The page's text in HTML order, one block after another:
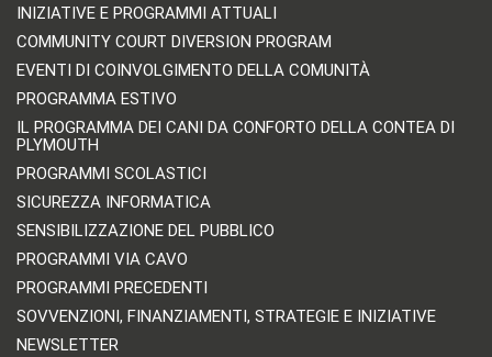
INIZIATIVE E PROGRAMMI ATTUALI
COMMUNITY COURT DIVERSION PROGRAM
EVENTI DI COINVOLGIMENTO DELLA COMUNITÀ
PROGRAMMA ESTIVO
IL PROGRAMMA DEI CANI DA CONFORTO DELLA CONTEA DI
PLYMOUTH
PROGRAMMI SCOLASTICI
SICUREZZA INFORMATICA
SENSIBILIZZAZIONE DEL PUBBLICO
PROGRAMMI VIA CAVO
PROGRAMMI PRECEDENTI
SOVVENZIONI, FINANZIAMENTI, STRATEGIE E INIZIATIVE
NEWSLETTER